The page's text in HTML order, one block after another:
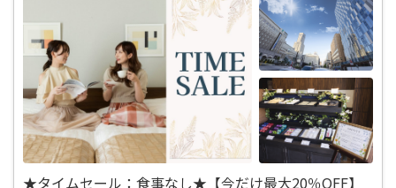
★タイムセール：食事なし★【今だけ最大20％OFF】